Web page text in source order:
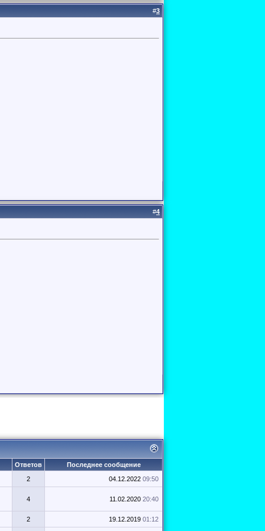
#3
#4
Ответов
Последнее сообщение
2
04.12.2022 09:50
4 11.02.2020 20:40
2 19.12.2019 01:12